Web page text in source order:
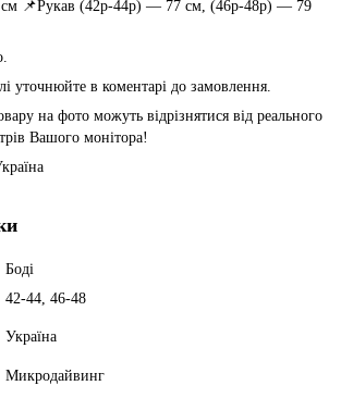
📌Рукав (42р-44р) — 77 см, (46р-48р) — 79
уточнюйте в коментарі до замовлення.
на фото можуть відрізнятися від реального
Вашого монітора!
Боді
42-44, 46-48
Україна
Микродайвинг